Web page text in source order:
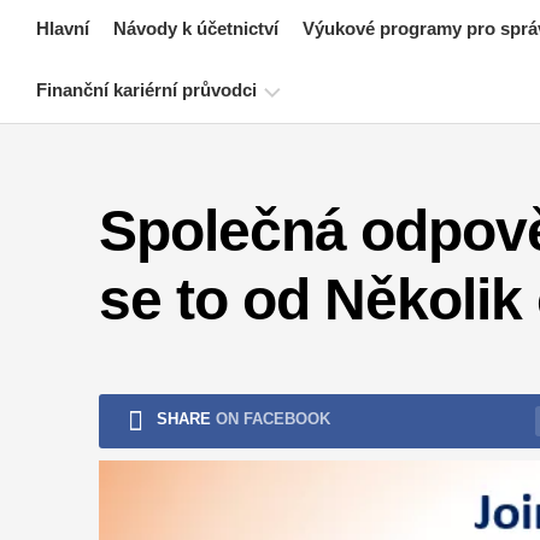
Hlavní Návody k účetnictví Výukové programy pro
Finanční kariérní průvodci
certifikaci
financí
Návody
Společná
se to od
SHARE ON FACEBOOK